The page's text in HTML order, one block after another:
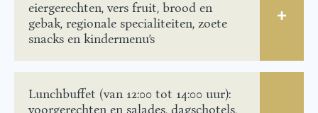
eiergerechten, vers fruit, brood en
gebak, regionale specialiteiten, zoete
snacks en kindermenu’s
Lunchbuffet (van 12:00 tot 14:00 uur):
voorgerechten en salades, dagschotels,